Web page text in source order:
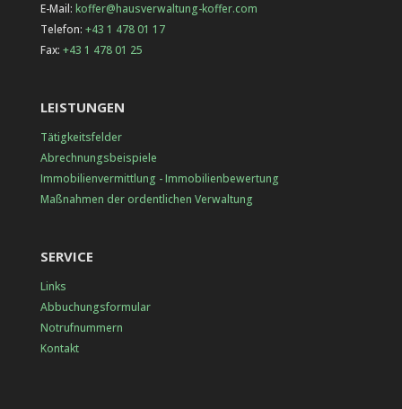
E-Mail: koffer@hausverwaltung-koffer.com
Telefon: +43 1 478 01 17
Fax: +43 1 478 01 25
LEISTUNGEN
Tätigkeitsfelder
Abrechnungsbeispiele
Immobilienvermittlung - Immobilienbewertung
Maßnahmen der ordentlichen Verwaltung
SERVICE
Links
Abbuchungsformular
Notrufnummern
Kontakt